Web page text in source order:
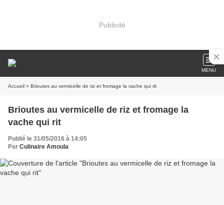
Publicité
MENU
Accueil » Brioutes au vermicelle de riz et fromage la vache qui rit
Brioutes au vermicelle de riz et fromage la
vache qui rit
Publié le 31/05/2016 à 14:05
Par Culinaire Amoula